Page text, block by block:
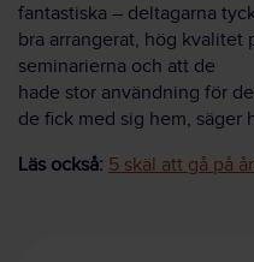
fantastiska – deltagarna
bra arrangerat, hög kvalitet
seminarierna och att de
hade stor användning för
de fick med sig hem, säger
Läs också: 5 skäl att gå på